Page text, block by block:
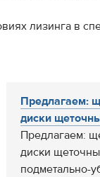
лизинга в
Предлагаем:
диски
Предлагаем:
диски
подметально-